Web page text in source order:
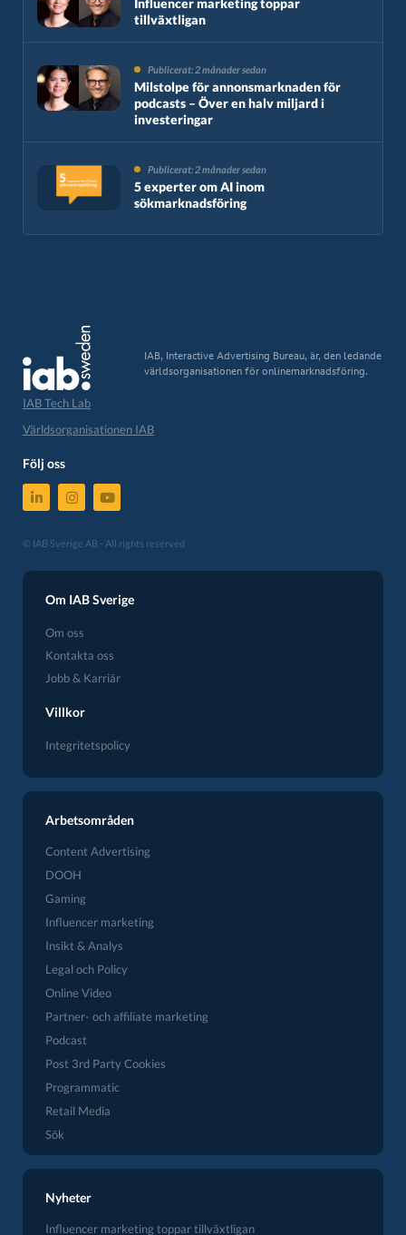
tillväxtligan
Publicerat: 2 månader sedan
Milstolpe för annonsmarknaden för
podcasts – Över en halv miljard i
investeringar
Publicerat: 2 månader sedan
5 experter om AI inom
sökmarknadsföring
IAB, Interactive Advertising Bureau, är, den ledande
världsorganisationen för onlinemarknadsföring.
IAB Tech Lab
Världsorganisationen IAB
Följ oss
© IAB Sverige AB - All rights reserved
Om IAB Sverige
Om oss
Kontakta oss
Jobb & Karriär
Villkor
Integritetspolicy
Arbetsområden
Content Advertising
DOOH
Gaming
Influencer marketing
Insikt & Analys
Legal och Policy
Online Video
Partner- och affiliate marketing
Podcast
Post 3rd Party Cookies
Programmatic
Retail Media
Sök
Nyheter
Influencer marketing toppar tillväxtligan